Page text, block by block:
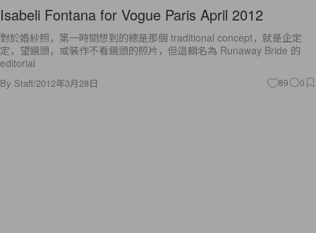
Isabeli Fontana for Vogue Paris April 2012
對於婚紗照，第一時間想到的總是那個 traditional concept，就是企定
定，望鏡頭，或裝作不看鏡頭的照片，但這輯名為 Runaway Bride 的
editorial
By Staff/2012年3月28日 89 0